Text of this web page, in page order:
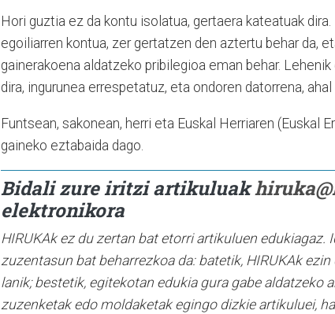
Hori guztia ez da kontu isolatua, gertaera kateatuak
egoiliarren kontua, zer gertatzen den aztertu behar da,
gainerakoena aldatzeko pribilegioa eman behar.
dira, ingurunea errespetatuz, eta ondoren datorrena, ahal
Funtsean, sakonean, herri eta Euskal Herriaren (Euskal
gaineko eztabaida dago.
Bidali zure iritzi artikuluak
elektronikora
HIRUKAk ez du zertan bat etorri artikuluen edukiagaz.
zuzentasun bat beharrezkoa da: batetik, HIRUKAk
lanik; bestetik, egitekotan edukia gura gabe aldatzeko
zuzenketak edo moldaketak egingo dizkie artikuluei,